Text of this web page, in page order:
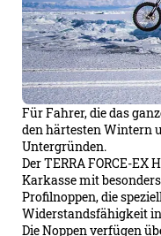
Für Fahrer, die das
den härtesten Wintern
Untergründen.
Der TERRA FORCE-
Karkasse mit
Profilnoppen, die
Widerstandsfähigkeit
Die Noppen verfügen